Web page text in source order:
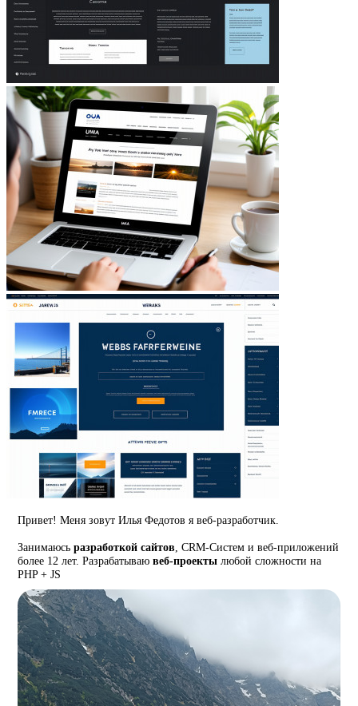
Привет! Меня зовут Илья Федотов я веб-разработчик.
Занимаюсьразработкой сайтов , CRM-Систем и веб-приложений
более 12 лет. Разрабатываювеб-проекты любой сложности на
PHP + JS